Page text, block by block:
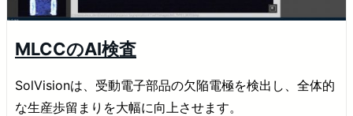
MLCCのAI検査
SolVisionは、受動電子部品の欠陥電極を検出し、全体的
な生産歩留まりを大幅に向上させます。